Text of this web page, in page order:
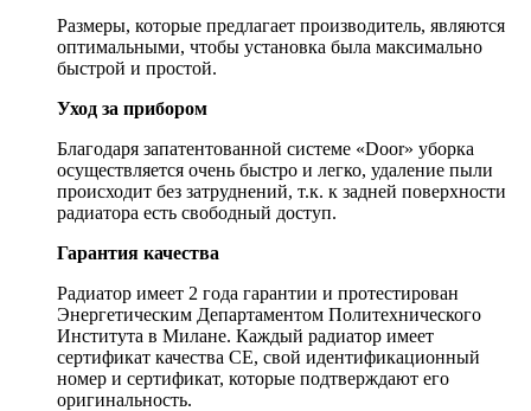
Размеры, которые предлагает производитель, являются
оптимальными, чтобы установка была максимально
быстрой и простой.
Уход за прибором
Благодаря запатентованной системе «Door» уборка
осуществляется очень быстро и легко, удаление пыли
происходит без затруднений, т.к. к задней поверхности
радиатора есть свободный доступ.
Гарантия качества
Радиатор имеет 2 года гарантии и протестирован
Энергетическим Департаментом Политехнического
Института в Милане. Каждый радиатор имеет
сертификат качества CE, свой идентификационный
номер и сертификат, которые подтверждают его
оригинальность.